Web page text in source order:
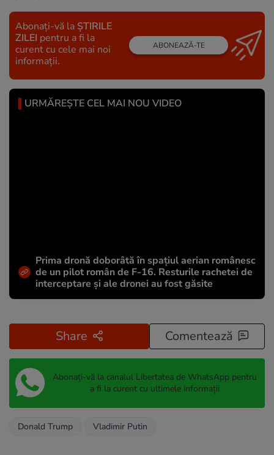
Abonați-vă la ȘTIRILE
ZILEI pentru a fi la
curent cu cele mai noi
informații.
ABONEAZĂ-TE
URMĂREȘTE CEL MAI NOU VIDEO
Prima dronă doborâtă în spațiul aerian românesc
de un pilot român de F-16. Resturile rachetei de
interceptare și ale dronei au fost găsite
Share Comentează
Abonați-vă la canalul Libertatea de WhatsApp pentru
a fi la curent cu ultimele informații
Donald Trump Vladimir Putin